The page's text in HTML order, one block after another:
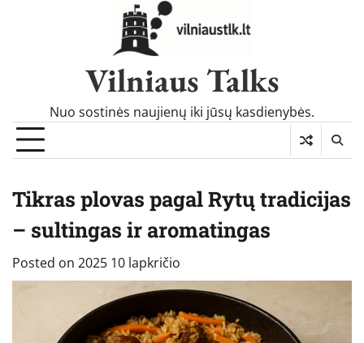
Vilniaus Talks
Nuo sostinės naujienų iki jūsų kasdienybės.
Tikras plovas pagal Rytų tradicijas
– sultingas ir aromatingas
Posted on 2025 10 lapkričio